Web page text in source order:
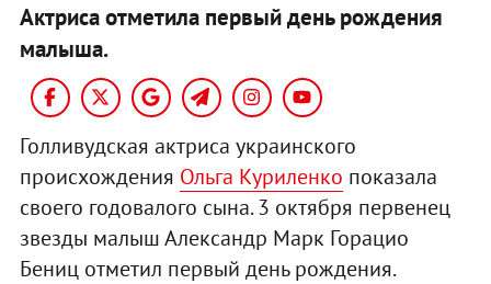
Актриса отметила первый день рождения
малыша.
Голливудская актриса украинского
происхождения Ольга Куриленко показала
своего годовалого сына. 3 октября первенец
звезды малыш Александр Марк Горацио
Бениц отметил первый день рождения.